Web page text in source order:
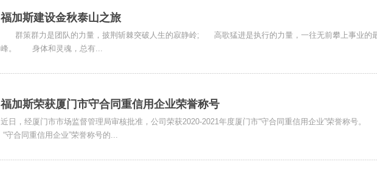
福加斯建设金秋泰山之旅
群策群力是团队的力量，披荆斩棘突破人生的寂静岭; 高歌猛进是执行的力量，一往无前攀上事业的
峰。 身体和灵魂，总有...
福加斯荣获厦门市守合同重信用企业荣誉称号
近日，经厦门市市场监督管理局审核批准，公司荣获2020-2021年度厦门市“守合同重信用企业”荣誉称号。
“守合同重信用企业”荣誉称号的...